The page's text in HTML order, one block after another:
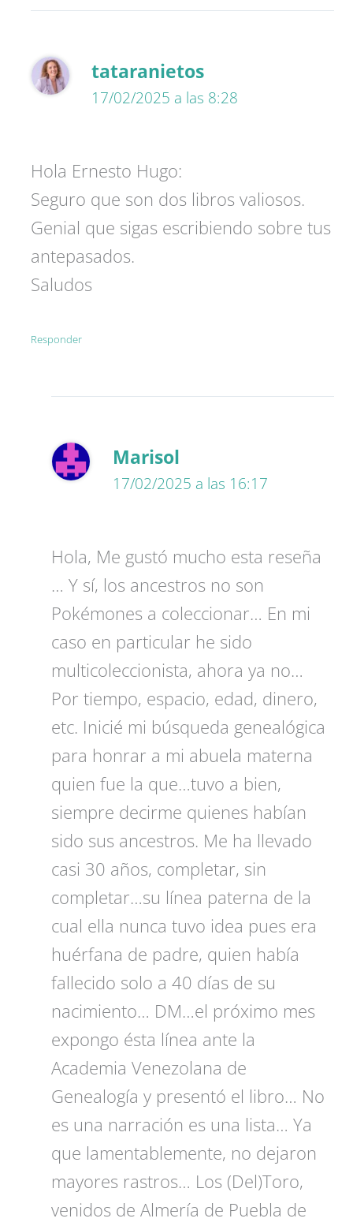
tataranietos
17/02/2025 a las 8:28
Hola Ernesto Hugo:
Seguro que son dos libros valiosos.
Genial que sigas escribiendo sobre tus
antepasados.
Saludos
Responder
Marisol
17/02/2025 a las 16:17
Hola, Me gustó mucho esta reseña
… Y sí, los ancestros no son
Pokémones a coleccionar… En mi
caso en particular he sido
multicoleccionista, ahora ya no…
Por tiempo, espacio, edad, dinero,
etc. Inicié mi búsqueda genealógica
para honrar a mi abuela materna
quien fue la que…tuvo a bien,
siempre decirme quienes habían
sido sus ancestros. Me ha llevado
casi 30 años, completar, sin
completar…su línea paterna de la
cual ella nunca tuvo idea pues era
huérfana de padre, quien había
fallecido solo a 40 días de su
nacimiento… DM…el próximo mes
expongo ésta línea ante la
Academia Venezolana de
Genealogía y presentó el libro… No
es una narración es una lista… Ya
que lamentablemente, no dejaron
mayores rastros… Los (Del)Toro,
venidos de Almería de Puebla de